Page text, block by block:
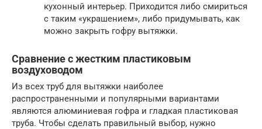
кухонный интерьер. Приходится либо смириться
с таким «украшением», либо придумывать, как
можно закрыть гофру вытяжки.
Сравнение с жестким пластиковым
воздуховодом
Из всех труб для вытяжки наиболее
распространенными и популярными вариантами
являются алюминиевая гофра и гладкая пластиковая
труба. Чтобы сделать правильный выбор, нужно